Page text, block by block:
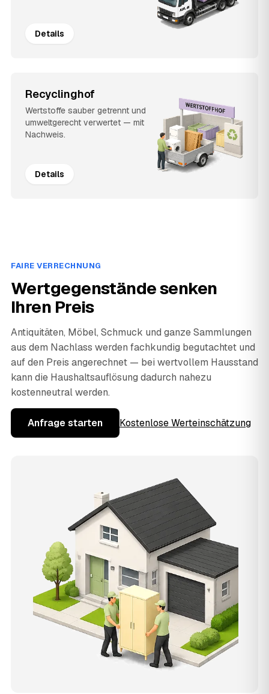
Details
Recyclinghof
Wertstoffe sauber getrennt und
umweltgerecht verwertet — mit
Nachweis.
Details
FAIRE VERRECHNUNG
Wertgegenstände senken
Ihren Preis
Antiquitäten, Möbel, Schmuck und ganze Sammlungen
aus dem Nachlass werden fachkundig begutachtet und
auf den Preis angerechnet — bei wertvollem Hausstand
kann die Haushaltsauflösung dadurch nahezu
kostenneutral werden.
Anfrage starten Kostenlose Werteinschätzung